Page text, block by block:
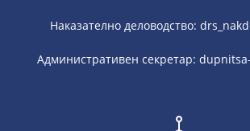
Наказателно деловодство:
Административен секретар: